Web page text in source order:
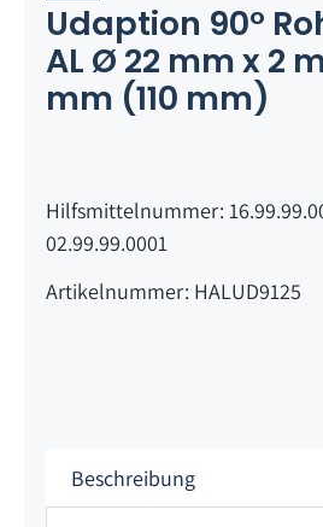
Udaption 90°
AL Ø 22 mm x 2
mm (110 mm)
Hilfsmittelnummer:
02.99.99.0001
Artikelnummer: HALUD9125
Beschreibung